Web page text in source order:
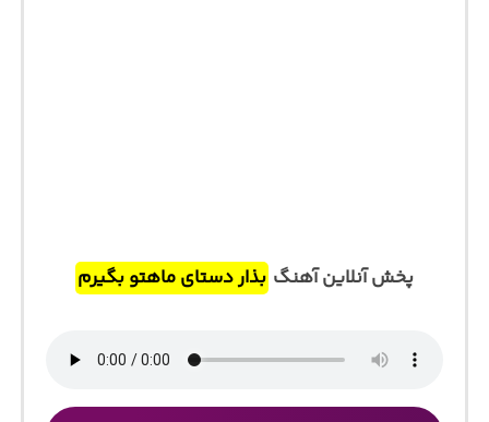
پخش آنلاین آهنگ بذار دستای ماهتو بگیرم